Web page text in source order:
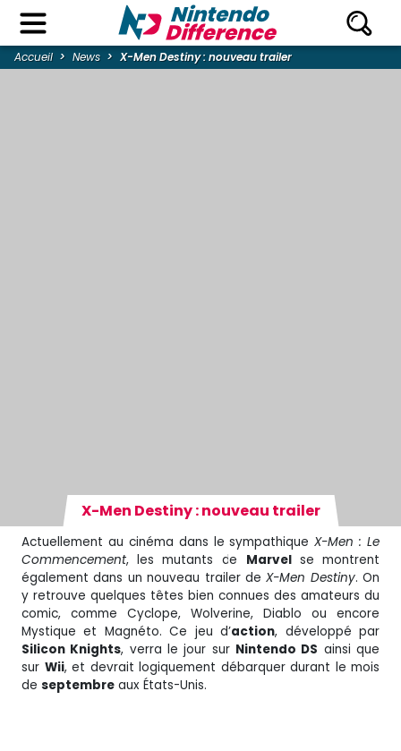
Accueil News X-Men Destiny : nouveau trailer
X-Men Destiny : nouveau trailer
Actuellement au cinéma dans le sympathiqueX-Men : Le
Commencement, les mutants de Marvelse montrent
également dans un nouveau trailer deX-Men Destiny. On
y retrouve quelques têtes bien connues des amateurs du
comic, comme Cyclope, Wolverine, Diablo ou encore
Mystique et Magnéto. Ce jeu d’action, développé par
Silicon Knights, verra le jour sur Nintendo DS ainsi que
sur Wii, et devrait logiquement débarquer durant le mois
de septembre aux États-Unis.